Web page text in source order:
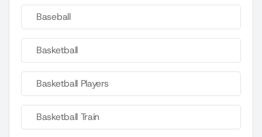
Baseball
Basketball
Basketball Players
Basketball Train